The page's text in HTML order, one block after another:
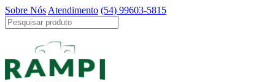
Sobre Nós Atendimento (54) 99603-5815